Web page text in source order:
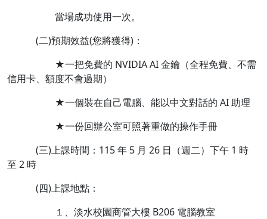
當場成功使用一次。
(二)預期效益(您將獲得)：
★一把免費的 NVIDIA AI 金鑰（全程免費、不需
信用卡、額度不會過期）
★一個裝在自己電腦、能以中文對話的 AI 助理
★一份回辦公室可照著重做的操作手冊
(三)上課時間：115 年 5 月 26 日（週二）下午 1 時
至 2 時
(四)上課地點：
１、淡水校園商管大樓 B206 電腦教室